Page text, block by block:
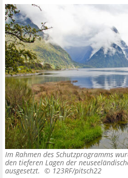
Im Rahmen des Schutzprogramms
den tieferen Lagen der
ausgesetzt. © 123RF/pitsch22